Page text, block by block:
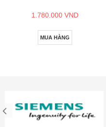
1.780.000 VND
MUA HÀNG